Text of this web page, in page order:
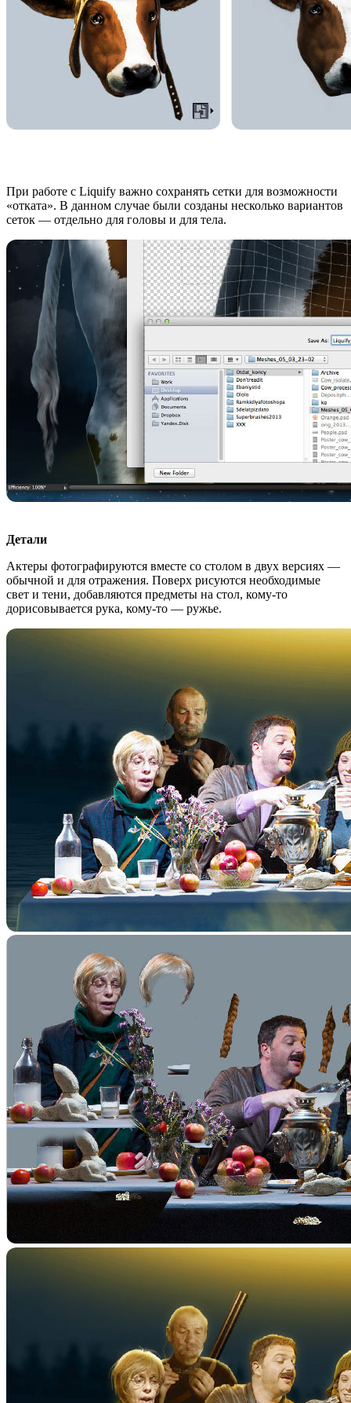
При работе с Liquify важно сохранять сетки для возможности
«отката». В данном случае были созданы несколько вариантов
сеток — отдельно для головы и для тела.
Детали
Актеры фотографируются вместе со столом в двух версиях —
обычной и для отражения. Поверх рисуются необходимые
свет и тени, добавляются предметы на стол, кому-то
дорисовывается рука, кому-то — ружье.